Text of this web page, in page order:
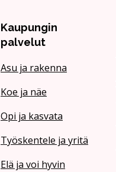
Kaupungin
palvelut
Asu ja rakenna
Koe ja näe
Opi ja kasvata
Työskentele ja yritä
Elä ja voi hyvin